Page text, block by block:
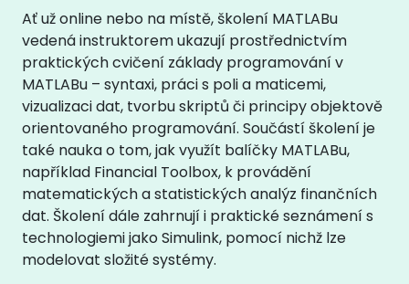
Ať už online nebo na místě, školení MATLABu
vedená instruktorem ukazují prostřednictvím
praktických cvičení základy programování v
MATLABu – syntaxi, práci s poli a maticemi,
vizualizaci dat, tvorbu skriptů či principy objektově
orientovaného programování. Součástí školení je
také nauka o tom, jak využít balíčky MATLABu,
například Financial Toolbox, k provádění
matematických a statistických analýz finančních
dat. Školení dále zahrnují i praktické seznámení s
technologiemi jako Simulink, pomocí nichž lze
modelovat složité systémy.